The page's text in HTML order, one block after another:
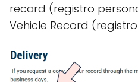
record (registro
Vehicle Record